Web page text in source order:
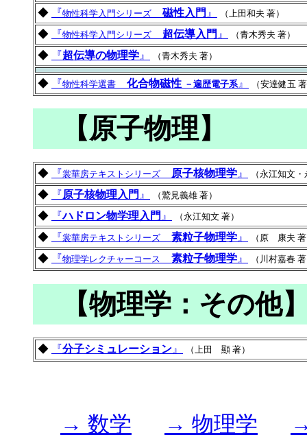
◆ 『物性科学入門シリーズ 磁性入門 』 （上田和夫 著）
◆ 『物性科学入門シリーズ 超伝導入門 』 （青木秀夫 著）
◆ 『超伝導の物理学 』 （青木秀夫 著）
◆ 『物性科学選書 化合物磁性 －遍歴電子系 』 （安達健五
【原子物理】
◆ 『裳華房テキストシリーズ 原子核物理学 』 （永江知文
◆ 『原子核物理入門 』 （鷲見義雄 著）
◆ 『ハドロン物学理入門 』 （永江知文 著）
◆ 『裳華房テキストシリーズ 素粒子物理学 』 （原 康夫
◆ 『物理学レクチャーコース 素粒子物理学 』 （川村嘉春
【物理学：その他
◆ 『分子シミュレーション 』 （上田 顯 著）
→ 数学 → 物理学